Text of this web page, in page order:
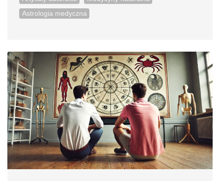
Astrologia medyczna